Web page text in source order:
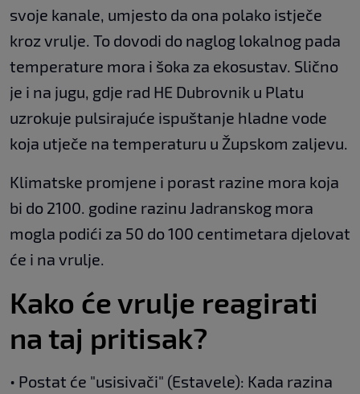
svoje kanale, umjesto da ona polako istječe
kroz vrulje. To dovodi do naglog lokalnog pada
temperature mora i šoka za ekosustav. Slično
je i na jugu, gdje rad HE Dubrovnik u Platu
uzrokuje pulsirajuće ispuštanje hladne vode
koja utječe na temperaturu u Župskom zaljevu.
Klimatske promjene i porast razine mora koja
bi do 2100. godine razinu Jadranskog mora
mogla podići za 50 do 100 centimetara djelovat
će i na vrulje.
Kako će vrulje reagirati
na taj pritisak?
• Postat će "usisivači" (Estavele): Kada razina